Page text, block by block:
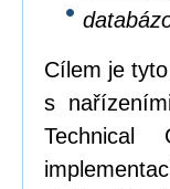
Cílem je
s
Technical